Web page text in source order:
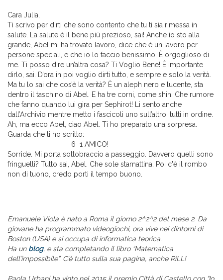
Cara Julia,
Ti scrivo per dirti che sono contento che tu ti sia rimessa in
salute. La salute è il bene più prezioso, sai! Anche io sto alla
grande, Abel mi ha trovato lavoro, dice che è un lavoro per
persone speciali, e che io lo faccio benissimo. È orgoglioso di
me. Ti posso dire un’altra cosa? Ti Voglio Bene! È importante
dirlo, sai. D’ora in poi voglio dirti tutto, e sempre e solo la verità.
Ma tu lo sai che cos’è la verità? È un aleph nero e lucente, sta
dentro il taschino di Abel. E ha tre corni, come shin. Che rumore
che fanno quando lui gira per Sephirot! Li sento anche
dall’Archivio mentre metto i fascicoli uno sull’altro, tutti in ordine.
Ah, ma ecco Abel, ciao Abel. Ti ho preparato una sorpresa.
Guarda che ti ho scritto:
6 1 AMICO!
Sorride. Mi porta sottobraccio a passeggio. Davvero quelli sono
fringuelli? Tutto sai, Abel. Che sole stamattina. Poi c'è il rombo
non di tuono, credo porti il tempo buono.
Emanuele Viola è nato a Roma il giorno 2^2^2 del mese 2. Da
giovane ha programmato videogiochi, ora vive nei dintorni di
Boston (USA) e si occupa di informatica teorica.
Ha un blog, e sta completando il libro “Matematica
dell’impossibile”. C’è tutto sulla sua pagina, anche RiLL!